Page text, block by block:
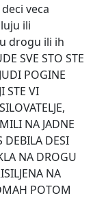
veca
ili
drogu ili ih
SVE STO STE
POGINE
STE VI
NA JADNE
DEBILA DESI
NA DROGU
NA
POTOM